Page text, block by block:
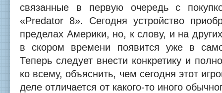
связанные в первую очередь с
«Predator 8». Сегодня устройство
пределах Америки, но, к слову, и на
в скором времени появится уже в
Теперь следует внести конкретику и
ко всему, объяснить, чем сегодня этот
деле отличается от какого-то иного